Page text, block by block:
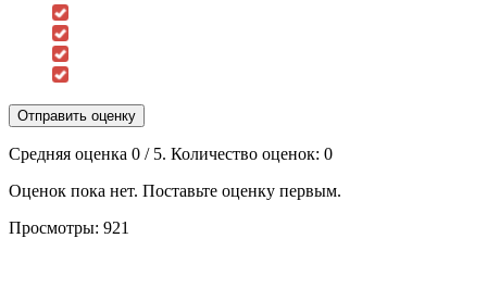
Отправить оценку
Средняя оценка 0 / 5. Количество оценок: 0
Оценок пока нет. Поставьте оценку первым.
Просмотры: 921